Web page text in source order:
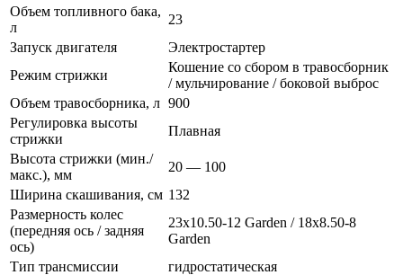
Объем топливного бака,
л
23
Запуск двигателя
Электростартер
Режим стрижки
Кошение со сбором в травосборник
/ мульчирование / боковой выброс
Объем травосборника, л 900
Регулировка высоты
стрижки
Плавная
Высота стрижки (мин./
макс.), мм
20 — 100
Ширина скашивания, см 132
Размерность колес
(передняя ось / задняя
ось)
23x10.50-12 Garden / 18x8.50-8
Garden
Тип трансмиссии
гидростатическая